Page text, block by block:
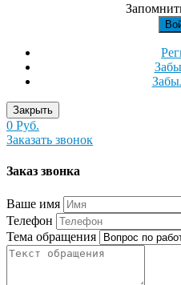
Закрыть
0 Руб.
Заказать звонок
Заказ звонка
Ваше имя
Телефон
Тема обращения